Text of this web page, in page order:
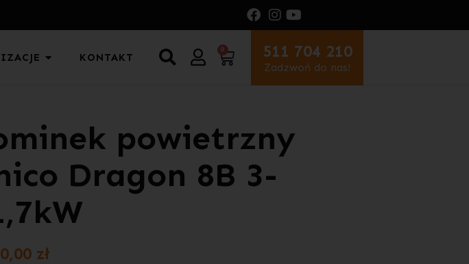
KONTAKT
0 511 704 210
Zadzwoń do nas!
powietrzny
Dragon 8B 3-
zł